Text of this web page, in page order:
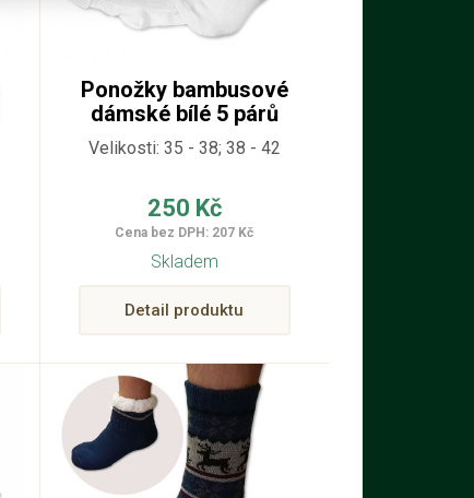
Ponožky bambusové
dámské bílé 5 párů
Velikosti: 35 - 38; 38 - 42
250 Kč
Cena bez DPH: 207 Kč
Skladem
Detail produktu